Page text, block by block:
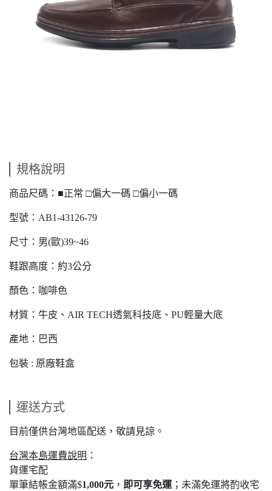
規格說明
商品尺碼：■正常 □偏大一碼 □偏小一碼
型號：AB1-43126-79
尺寸：男(歐)39~46
鞋跟高度：約3公分
顏色：咖啡色
材質：牛皮、AIR TECH透氣科技底、PU輕量大底
產地：巴西
包裝 : 原廠鞋盒
運送方式
目前僅供台灣地區配送，敬請見諒。
台灣本島運費說明 ：
貨運宅配
單筆結帳金額滿$1,000元 ， 即可享免運 ；未滿免運將酌收宅